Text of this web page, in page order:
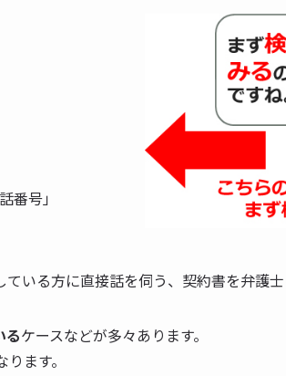
番号」
ている方に直接話を伺う、契約書を弁護
るケースなどが多々あります。
ます。